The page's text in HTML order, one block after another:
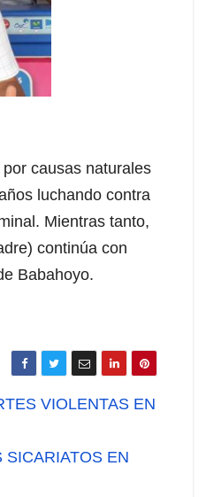
por causas naturales
luchando contra
Mientras tanto,
continúa con
Babahoyo.
VIOLENTAS EN
SICARIATOS EN